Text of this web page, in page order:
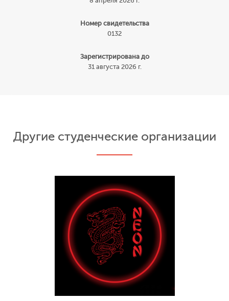
Номер свидетельства
0132
Зарегистрирована до
31 августа 2026 г.
Другие студенческие организации